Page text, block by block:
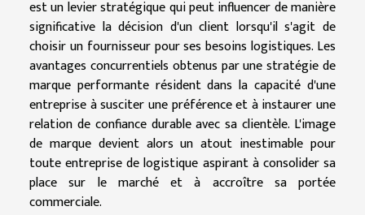
est un levier stratégique qui peut influencer de manière
significative la décision d'un client lorsqu'il s'agit de
choisir un fournisseur pour ses besoins logistiques. Les
avantages concurrentiels obtenus par une stratégie de
marque performante résident dans la capacité d'une
entreprise à susciter une préférence et à instaurer une
relation de confiance durable avec sa clientèle. L'image
de marque devient alors un atout inestimable pour
toute entreprise de logistique aspirant à consolider sa
place sur le marché et à accroître sa portée
commerciale.